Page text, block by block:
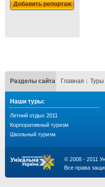
Добавить репортаж
Разделы сайта Главная Туры
Наши туры:
Летний отдых 2011
Корпоративный туризм
Школьный туризм
© 2008 - 2011
Все права